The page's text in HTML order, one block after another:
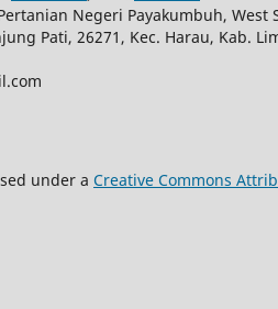
Negeri Payakumbuh, West
Pati, 26271, Kec. Harau, Kab.
under a Creative Commons